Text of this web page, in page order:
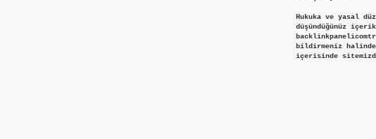
Hukuka ve yasal
düşündüğünüz
bildirmeniz
içerisinde